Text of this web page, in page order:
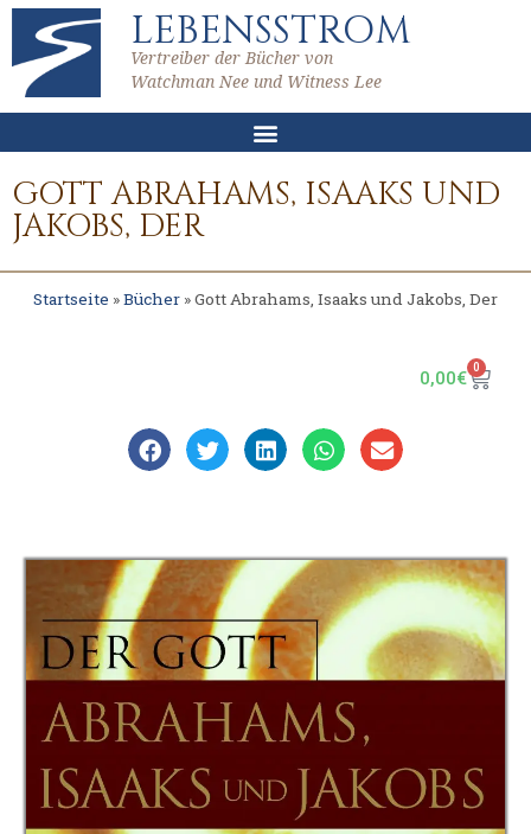
LEBENSSTROM
Vertreiber der Bücher von
Watchman Nee und Witness Lee
GOTT ABRAHAMS, ISAAKS UND
JAKOBS, DER
Startseite »Bücher »Gott Abrahams, Isaaks und Jakobs, Der
0,00€ 0